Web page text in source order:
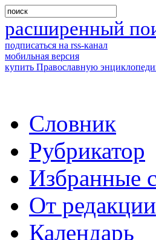
расширенный
подписаться на rss-канал
мобильная версия
купить Православную
Словник
Рубрикатор
Избранные
От редакции
Календарь